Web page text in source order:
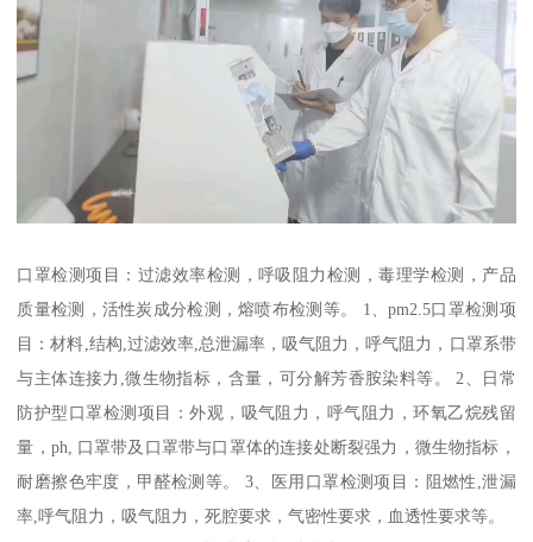
口罩检测项目：过滤效率检测，呼吸阻力检测，毒理学检测，产品
质量检测，活性炭成分检测，熔喷布检测等。 1、pm2.5口罩检测项
目：材料,结构,过滤效率,总泄漏率，吸气阻力，呼气阻力，口罩系带
与主体连接力,微生物指标，含量，可分解芳香胺染料等。 2、日常
防护型口罩检测项目：外观，吸气阻力，呼气阻力，环氧乙烷残留
量，ph, 口罩带及口罩带与口罩体的连接处断裂强力，微生物指标，
耐磨擦色牢度，甲醛检测等。 3、医用口罩检测项目：阻燃性,泄漏
率,呼气阻力，吸气阻力，死腔要求，气密性要求，血透性要求等。